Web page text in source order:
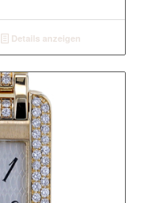
Details anzeigen